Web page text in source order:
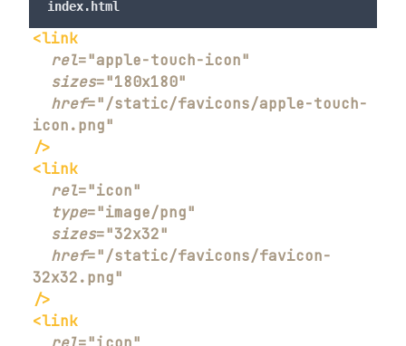
index.html
<link
rel="apple-touch-icon"
sizes="180x180"
href="/static/favicons/apple-touch-
icon.png"
/>
<link
rel="icon"
type="image/png"
sizes="32x32"
href="/static/favicons/favicon-
32x32.png"
/>
<link